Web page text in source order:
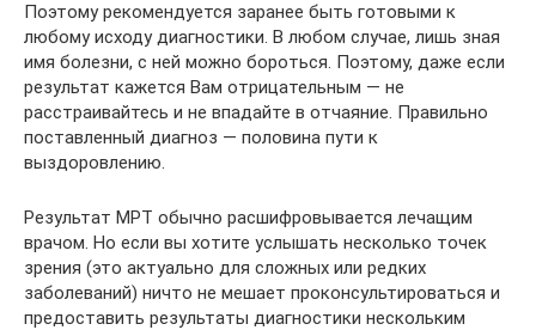
Поэтому рекомендуется заранее быть готовыми к
любому исходу диагностики. В любом случае, лишь зная
имя болезни, с ней можно бороться. Поэтому, даже если
результат кажется Вам отрицательным — не
расстраивайтесь и не впадайте в отчаяние. Правильно
поставленный диагноз — половина пути к
выздоровлению.
Результат МРТ обычно расшифровывается лечащим
врачом. Но если вы хотите услышать несколько точек
зрения (это актуально для сложных или редких
заболеваний) ничто не мешает проконсультироваться и
предоставить результаты диагностики нескольким